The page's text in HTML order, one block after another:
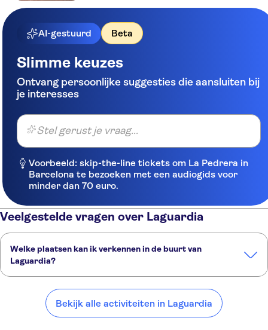
AI-gestuurd Beta
Slimme keuzes
Ontvang persoonlijke suggesties die aansluiten bij
je interesses
Stel gerust je vraag...
Voorbeeld: skip-the-line tickets om La Pedrera in
Barcelona te bezoeken met een audiogids voor
minder dan 70 euro.
Veelgestelde vragen over Laguardia
Welke plaatsen kan ik verkennen in de buurt van
Laguardia?
buurt van Laguardia:
Haro, La Rioja Álava Pamplona
Bekijk alle activiteiten in Laguardia